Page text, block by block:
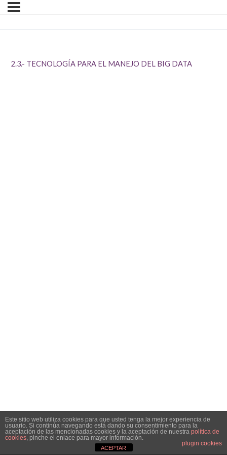
2.3.- TECNOLOGÍA PARA EL MANEJO DEL BIG DATA
Este sitio web utiliza cookies para que usted tenga la mejor experiencia de
usuario. Si continúa navegando está dando su consentimiento para la
aceptación de las mencionadas cookies y la aceptación de nuestra política de
cookies, pinche el enlace para mayor información.
plugin cookies
ACEPTAR